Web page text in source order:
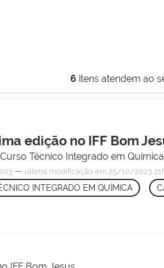
6 itens atendem ao
edição no IFF Bom
Técnico Integrado em
— última modificação em 25/10/2023
INTEGRADO EM QUÍMICA